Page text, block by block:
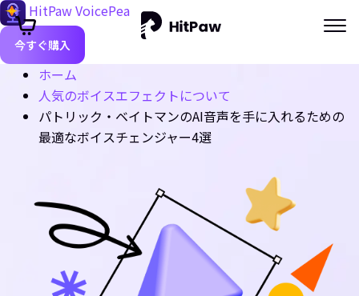
HitPaw VoicePea
今すぐ購入
ホーム
人気のボイスエフェクトについて
パトリック・ベイトマンのAI音声を手に入れるための
最適なボイスチェンジャー4選